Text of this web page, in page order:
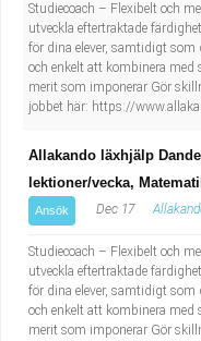
Studiecoach – Flexibelt och
utveckla eftertraktade
för dina elever, samtidigt
och enkelt att kombinera med
merit som imponerar Gör
jobbet här: https://
Allakando läxhjälp
lektioner/vecka,
Ansök Dec 17
Studiecoach – Flexibelt och
utveckla eftertraktade
för dina elever, samtidigt
och enkelt att kombinera med
merit som imponerar Gör